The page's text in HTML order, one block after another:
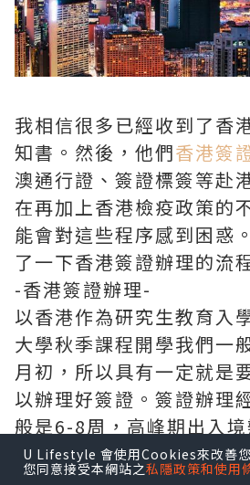
我相信很多已經收到了香
知書。然後，他們香港簽
澳通行證、簽證標簽等赴
在再加上香港檢疫政策的
能會對這些程序感到困惑
了一下香港簽證辦理的流
-香港簽證辦理-
以香港作為研究生教育入
大學秋季課程開學我們一
月初，所以具有一定就是
以辦理好簽證。簽證辦理
般是6-8周，高峰期出入
會延長。因此，一般至少
U Lifestyle 會使用Cookies來改善
您同意接受本網站之私隱政策和使用